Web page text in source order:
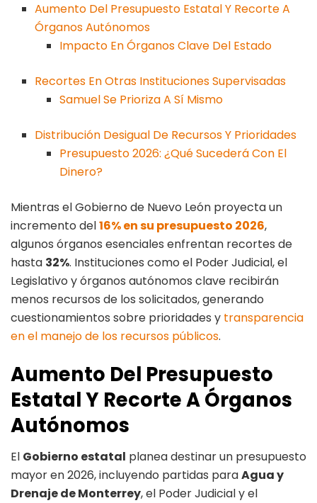
Aumento Del Presupuesto Estatal Y Recorte A
Órganos Autónomos
Impacto En Órganos Clave Del Estado
Recortes En Otras Instituciones Supervisadas
Samuel Se Prioriza A Sí Mismo
Distribución Desigual De Recursos Y Prioridades
Presupuesto 2026: ¿Qué Sucederá Con El
Dinero?
Mientras el Gobierno de Nuevo León proyecta un
incremento del16% en su presupuesto 2026,
algunos órganos esenciales enfrentan recortes de
hasta 32%. Instituciones como el Poder Judicial, el
Legislativo y órganos autónomos clave recibirán
menos recursos de los solicitados, generando
cuestionamientos sobre prioridades y transparencia
en el manejo de los recursos públicos.
Aumento Del Presupuesto
Estatal Y Recorte A Órganos
Autónomos
El Gobierno estatal planea destinar un presupuesto
mayor en 2026, incluyendo partidas paraAgua y
Drenaje de Monterrey, el Poder Judicial y el